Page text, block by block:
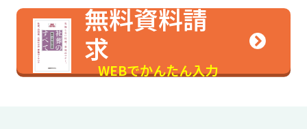
WEBでかんたん入力
無料資料請
求